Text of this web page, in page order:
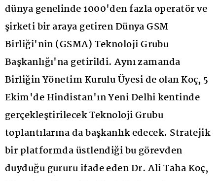
dünya genelinde 1000'den fazla operatör ve
şirketi bir araya getiren Dünya GSM
Birliği'nin (GSMA) Teknoloji Grubu
Başkanlığı'na getirildi. Aynı zamanda
Birliğin Yönetim Kurulu Üyesi de olan Koç, 5
Ekim'de Hindistan'ın Yeni Delhi kentinde
gerçekleştirilecek Teknoloji Grubu
toplantılarına da başkanlık edecek. Stratejik
bir platformda üstlendiği bu görevden
duyduğu gururu ifade eden Dr. Ali Taha Koç,